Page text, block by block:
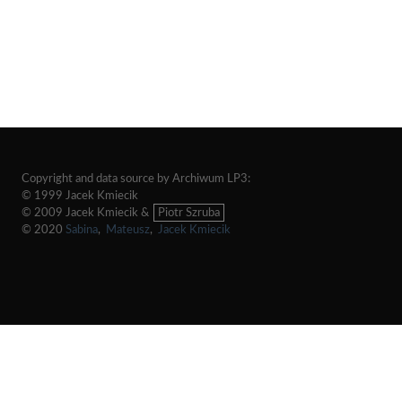
Copyright and data source by Archiwum LP3:
© 1999 Jacek Kmiecik
© 2009 Jacek Kmiecik &
Piotr Szruba
© 2020 Sabina, Mateusz, Jacek Kmiecik